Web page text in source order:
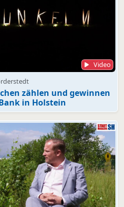
Video
zählen und gewinnen
in Holstein